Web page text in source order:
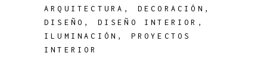
ARQUITECTURA , DECORACIÓN ,
DISEÑO , DISEÑO INTERIOR ,
ILUMINACIÓN , PROYECTOS
INTERIOR